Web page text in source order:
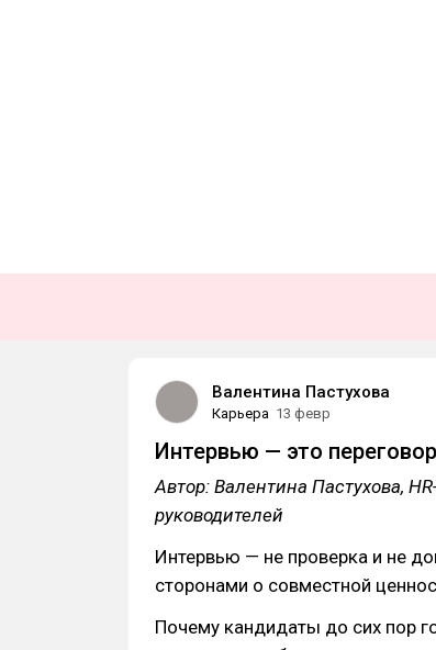
Валентина Пастухова
Карьера 13 февр
Интервью — это
Автор: Валентина Пастухова,
руководителей
Интервью — не проверка и не
сторонами о совместной
Почему кандидаты до сих пор